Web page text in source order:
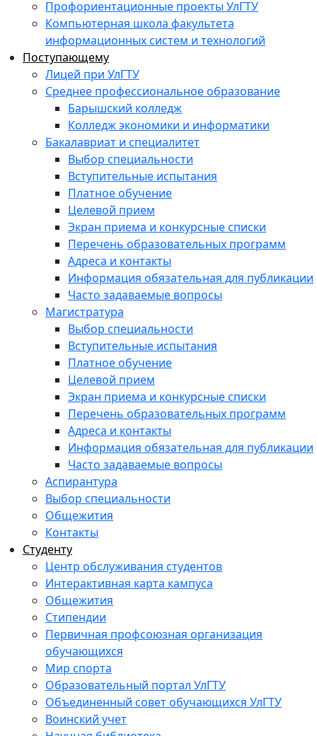
Профориентационные проекты УлГТУ
Компьютерная школа факультета
информационных систем и технологий
Поступающему
Лицей при УлГТУ
Среднее профессиональное образование
Барышский колледж
Колледж экономики и информатики
Бакалавриат и специалитет
Выбор специальности
Вступительные испытания
Платное обучение
Целевой прием
Экран приема и конкурсные списки
Перечень образовательных программ
Адреса и контакты
Информация обязательная для публикации
Часто задаваемые вопросы
Магистратура
Выбор специальности
Вступительные испытания
Платное обучение
Целевой прием
Экран приема и конкурсные списки
Перечень образовательных программ
Адреса и контакты
Информация обязательная для публикации
Часто задаваемые вопросы
Аспирантура
Выбор специальности
Общежития
Контакты
Студенту
Центр обслуживания студентов
Интерактивная карта кампуса
Общежития
Стипендии
Первичная профсоюзная организация
обучающихся
Мир спорта
Образовательный портал УлГТУ
Объединенный совет обучающихся УлГТУ
Воинский учет